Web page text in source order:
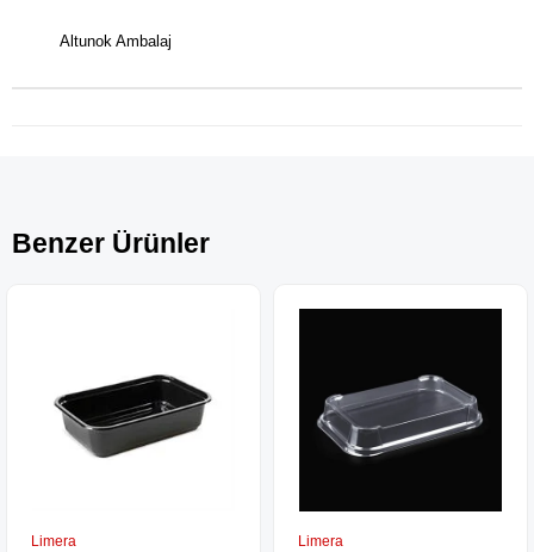
Altunok Ambalaj
Benzer Ürünler
Limera Limera